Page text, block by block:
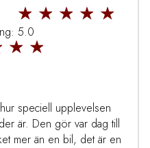
5.0
speciell upplevelsen
är. Den gör var dag till
mer än en bil, det är en